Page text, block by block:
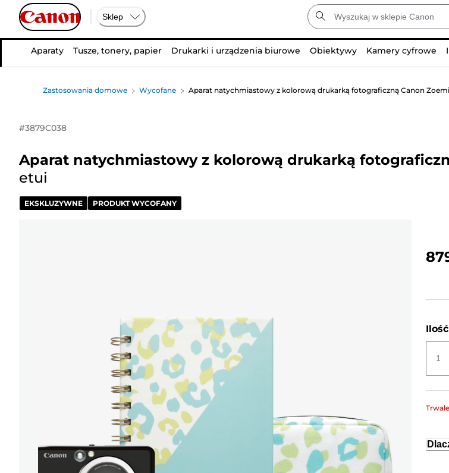
Sklep
Aparaty Tusze, tonery, papier Drukarki i urządzenia biurowe Obiektywy Kamery cyfrowe
Zastosowania domowe Wycofane Aparat natychmiastowy z kolorową drukarką fotograficzną Canon
#3879C038
Aparat natychmiastowy z kolorową drukarką
etui
EKSKLUZYWNE PRODUKT WYCOFANY
Ilość
1